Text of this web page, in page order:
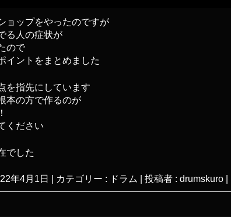
ョップをやったのですが
る人の症状が
ので
イントをまとめました
を指先にしています
本の方で作るのが
ください
でした
年4月1日 カテゴリー : ドラム 投稿者 : drumskuro